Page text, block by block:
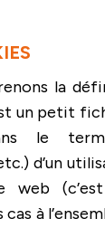
la
un petit
le
d’un
web
à